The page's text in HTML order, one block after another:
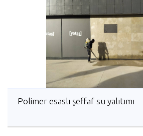
Polimer esaslı şeffaf su yalıtımı